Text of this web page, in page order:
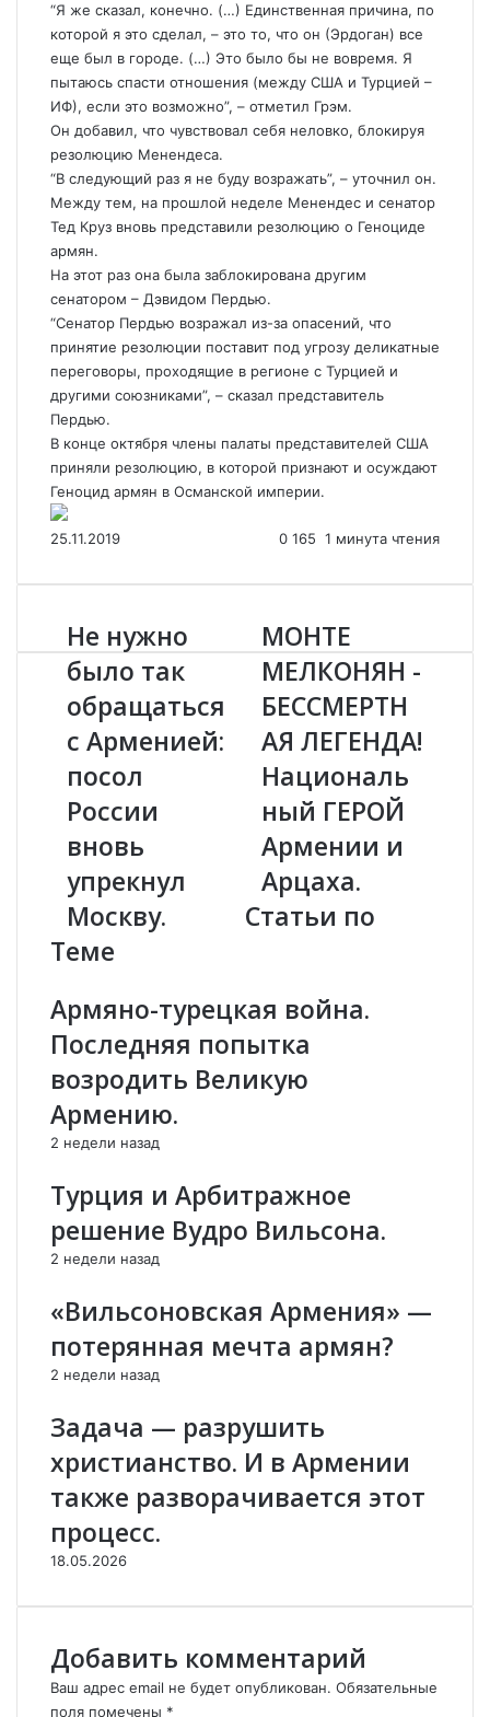
“Я же сказал, конечно. (…) Единственная причина, по
которой я это сделал, – это то, что он (Эрдоган) все
еще был в городе. (…) Это было бы не вовремя. Я
пытаюсь спасти отношения (между США и Турцией –
ИФ), если это возможно”, – отметил Грэм.
Он добавил, что чувствовал себя неловко, блокируя
резолюцию Менендеса.
“В следующий раз я не буду возражать”, – уточнил он.
Между тем, на прошлой неделе Менендес и сенатор
Тед Круз вновь представили резолюцию о Геноциде
армян.
На этот раз она была заблокирована другим
сенатором – Дэвидом Пердью.
“Сенатор Пердью возражал из-за опасений, что
принятие резолюции поставит под угрозу деликатные
переговоры, проходящие в регионе с Турцией и
другими союзниками”, – сказал представитель
Пердью.
В конце октября члены палаты представителей США
приняли резолюцию, в которой признают и осуждают
Геноцид армян в Османской империи.
25.11.2019 0 165 1 минута чтения
Н
е
н
у
ж
н
б
ы
о
т
а
к
о
а
щ
т
ь
с
А
р
и
е
о
с
о
л
Р
о
с
в
н
о
Не нужно
было так
обращаться
с Арменией:
посол
России
вновь
упрекнул
Москву.
М
О
Н
Т
Е
М
Е
Л
К
О
Н
Я
-
С
М
Р
Л
Е
Д
А
ц
н
Г
Е
МОНТЕ
МЕЛКОНЯН -
БЕССМЕРТН
АЯ ЛЕГЕНДА!
Националь
ный ГЕРОЙ
Армении и
Арцаха.
Статьи по
Теме
Армяно-турецкая война.
Последняя попытка
возродить Великую
Армению.
2 недели назад
Турция и Арбитражное
решение Вудро Вильсона.
2 недели назад
«Вильсоновская Армения» —
потерянная мечта армян?
2 недели назад
Задача — разрушить
христианство. И в Армении
также разворачивается этот
процесс.
18.05.2026
Добавить комментарий
Ваш адрес email не будет опубликован. Обязательные
поля помечены *